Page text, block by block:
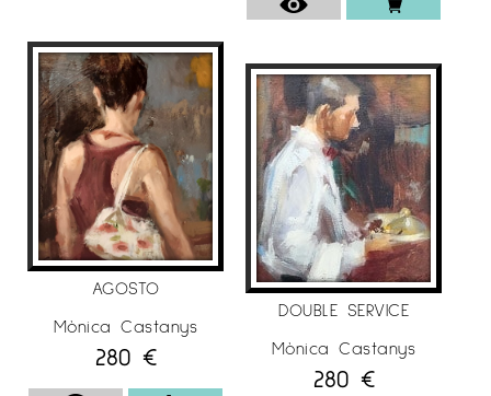
Passanant. Sala Francesc Sanfeliu i Canela.
Tarragona.
• 2013 “Sense Presses” Galeria Anquin ‘s. Reus,
Tarragona.
• 2011 “Déjà vu”. Galeria Anquin’s. Reus,
Tarragona.
• 2010 “Petits fours” El Quatre, Sala d’Art.
Granollers, Barcelona.
• 2009 Galeria Traç d’Art. Sabadell, Barcelona.
Galeria Sánchez i Juan. Elx, Alacant. Sala
Rusiñol. Sant Cugat, Barcelona.
• 2008 Galeria Traç d’Art. Sabadell, Barcelona.
AGOSTO
Mònica Castanys
280 €
DOUBLE SERVICE
Mònica Castanys
280 €